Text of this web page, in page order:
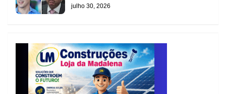
julho 30, 2026